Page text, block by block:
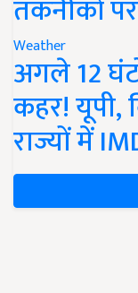
तकनीकों
Weather
अगले 12
कहर! यूपी,
राज्यों में